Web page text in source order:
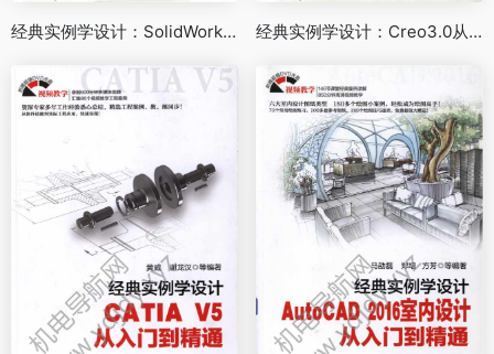
经典实例学设计：SolidWorks2014从入门到精通 经典实例学设计：Creo3.0从入门到精通